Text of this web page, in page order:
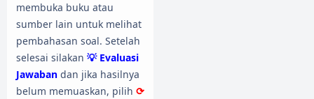
membuka buku atau
sumber lain untuk melihat
pembahasan soal. Setelah
selesai silakan 💡 Evaluasi
Jawaban dan jika hasilnya
belum memuaskan, pilih ⟳